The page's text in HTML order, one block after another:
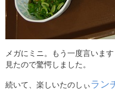
メガにミニ。もう一度言います
見たので驚愕しました。
続いて、楽しいたのしぃラン